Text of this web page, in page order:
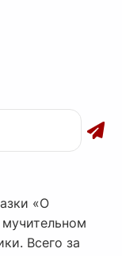
«О
Всего за